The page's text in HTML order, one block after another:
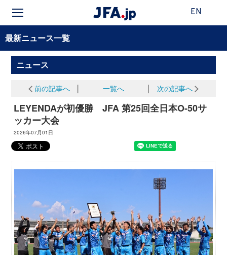
EN
最新ニュース一覧
ニュース
前の記事へ 一覧へ 次の記事へ
LEYENDAが初優勝 JFA 第25回全日本O-50サ
ッカー大会
2026年07月01日